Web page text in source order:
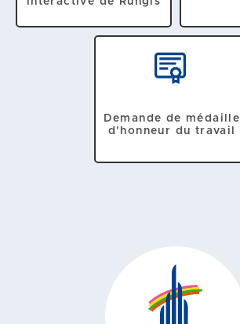
Demande de médaille
d'honneur du travail